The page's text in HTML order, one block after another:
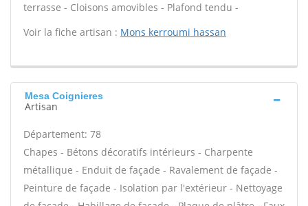
terrasse - Cloisons amovibles - Plafond tendu -
Voir la fiche artisan : Mons kerroumi hassan
Mesa Coignieres
Artisan
Département: 78
Chapes - Bétons décoratifs intérieurs - Charpente
métallique - Enduit de façade - Ravalement de façade -
Peinture de façade - Isolation par l'extérieur - Nettoyage